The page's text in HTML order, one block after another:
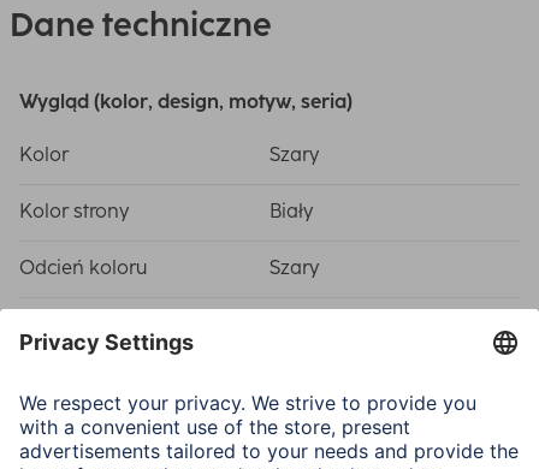
Dane techniczne
Wygląd (kolor, design, motyw, seria)
Kolor Szary
Kolor strony Biały
Odcień koloru Szary
Właściwości fizyczne